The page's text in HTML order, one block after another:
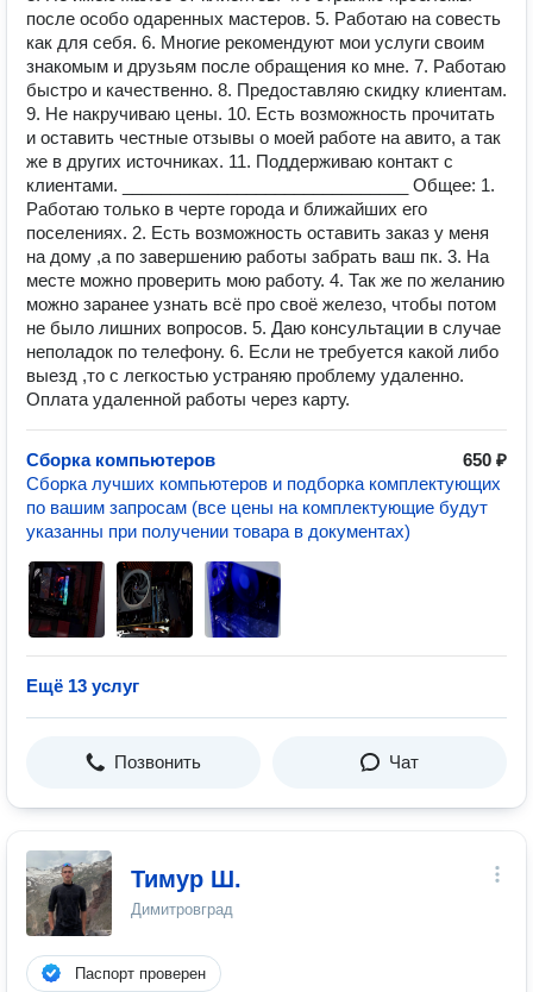
после особо одаренных мастеров. 5. Работаю на совесть
как для себя. 6. Многие рекомендуют мои услуги своим
знакомым и друзьям после обращения ко мне. 7. Работаю
быстро и качественно. 8. Предоставляю скидку клиентам.
9. Не накручиваю цены. 10. Есть возможность прочитать
и оставить честные отзывы о моей работе на авито, а так
же в других источниках. 11. Поддерживаю контакт с
клиентами. ______________________________ Общее: 1.
Работаю только в черте города и ближайших его
поселениях. 2. Есть возможность оставить заказ у меня
на дому ,а по завершению работы забрать ваш пк. 3. На
месте можно проверить мою работу. 4. Так же по желанию
можно заранее узнать всё про своё железо, чтобы потом
не было лишних вопросов. 5. Даю консультации в случае
неполадок по телефону. 6. Если не требуется какой либо
выезд ,то с легкостью устраняю проблему удаленно.
Оплата удаленной работы через карту.
Сборка компьютеров
650 ₽
Сборка лучших компьютеров и подборка комплектующих
по вашим запросам (все цены на комплектующие будут
указанны при получении товара в документах)
Ещё 13 услуг
Позвонить Чат
Тимур Ш.
Димитровград
Паспорт проверен